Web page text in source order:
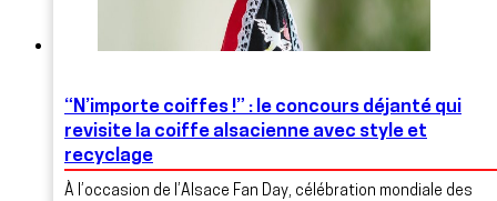
“N’importe coiffes !” : le concours déjanté qui
revisite la coiffe alsacienne avec style et
recyclage
À l’occasion de l’Alsace Fan Day, célébration mondiale des